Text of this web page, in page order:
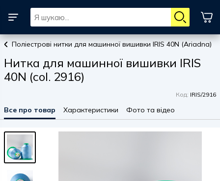
Поліестрові нитки для машинної вишивки IRIS 40N (Ariadna)
Нитка для машинної вишивки IRIS
40N (col. 2916)
Код: IRIS/2916
Все про товар Характеристики Фото та відео